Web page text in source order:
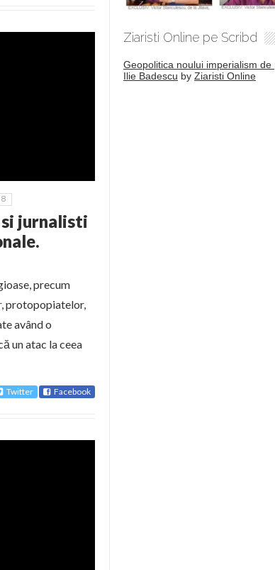
8
jurnalisti
precum
protopopiatelor,
având o
un atac la ceea
Twitter Facebook
Ziaristi Online pe Scribd
Geopolitica noului imperialism de
Ilie Badescu by Ziaristi Online